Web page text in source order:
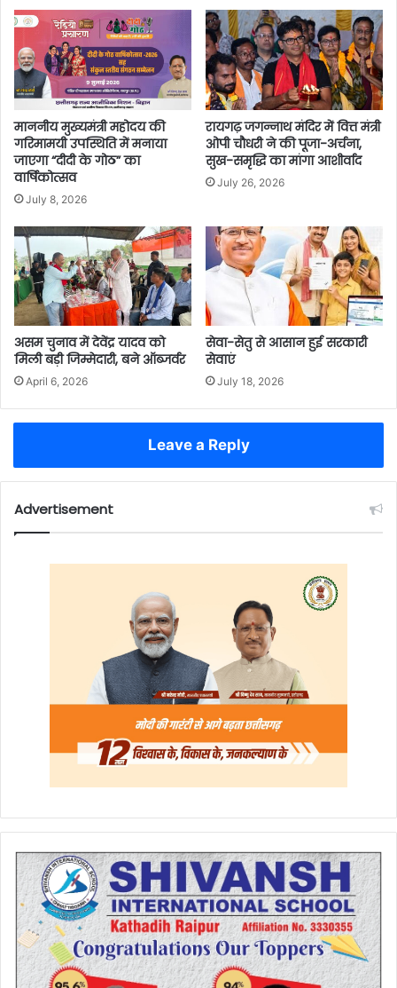
माननीय मुख्यमंत्री महोदय की
गरिमामयी उपस्थिति में मनाया
जाएगा “दीदी के गोठ” का
वार्षिकोत्सव
July 8, 2026
रायगढ़ जगन्नाथ मंदिर में वित्त मंत्री
ओपी चौधरी ने की पूजा-अर्चना,
सुख-समृद्धि का मांगा आशीर्वाद
July 26, 2026
असम चुनाव में देवेंद्र यादव को
मिली बड़ी जिम्मेदारी, बने ऑब्जर्वर
April 6, 2026
सेवा-सेतु से आसान हुई सरकारी
सेवाएं
July 18, 2026
Leave a Reply
Advertisement